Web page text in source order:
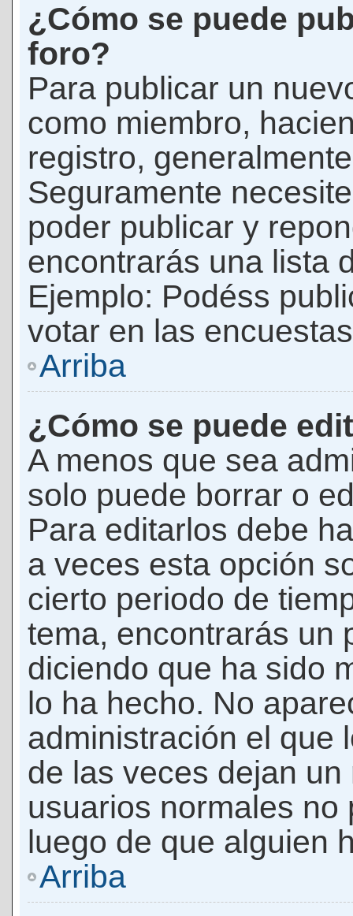
¿Cómo se puede
foro?
Para publicar un
como miembro,
registro,
Seguramente
poder publicar y
encontrarás una lista
Ejemplo: Podéss
votar en las
Arriba
¿Cómo se puede
A menos que sea
solo puede borrar o
Para editarlos debe
a veces esta opción
cierto periodo de
tema, encontrarás un
diciendo que ha sido
lo ha hecho. No
administración el que
de las veces dejan
usuarios normales
luego de que alguien
Arriba